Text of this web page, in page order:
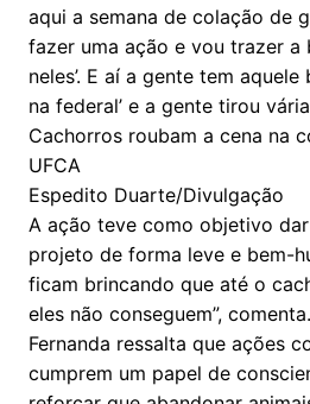
aqui a semana de colação de
fazer uma ação e vou trazer a
neles’. E aí a gente tem aquele
na federal’ e a gente tirou
Cachorros roubam a cena na
UFCA
Espedito Duarte/Divulgação
A ação teve como objetivo
projeto de forma leve e bem-
ficam brincando que até o
eles não conseguem”, comenta.
Fernanda ressalta que ações
cumprem um papel de